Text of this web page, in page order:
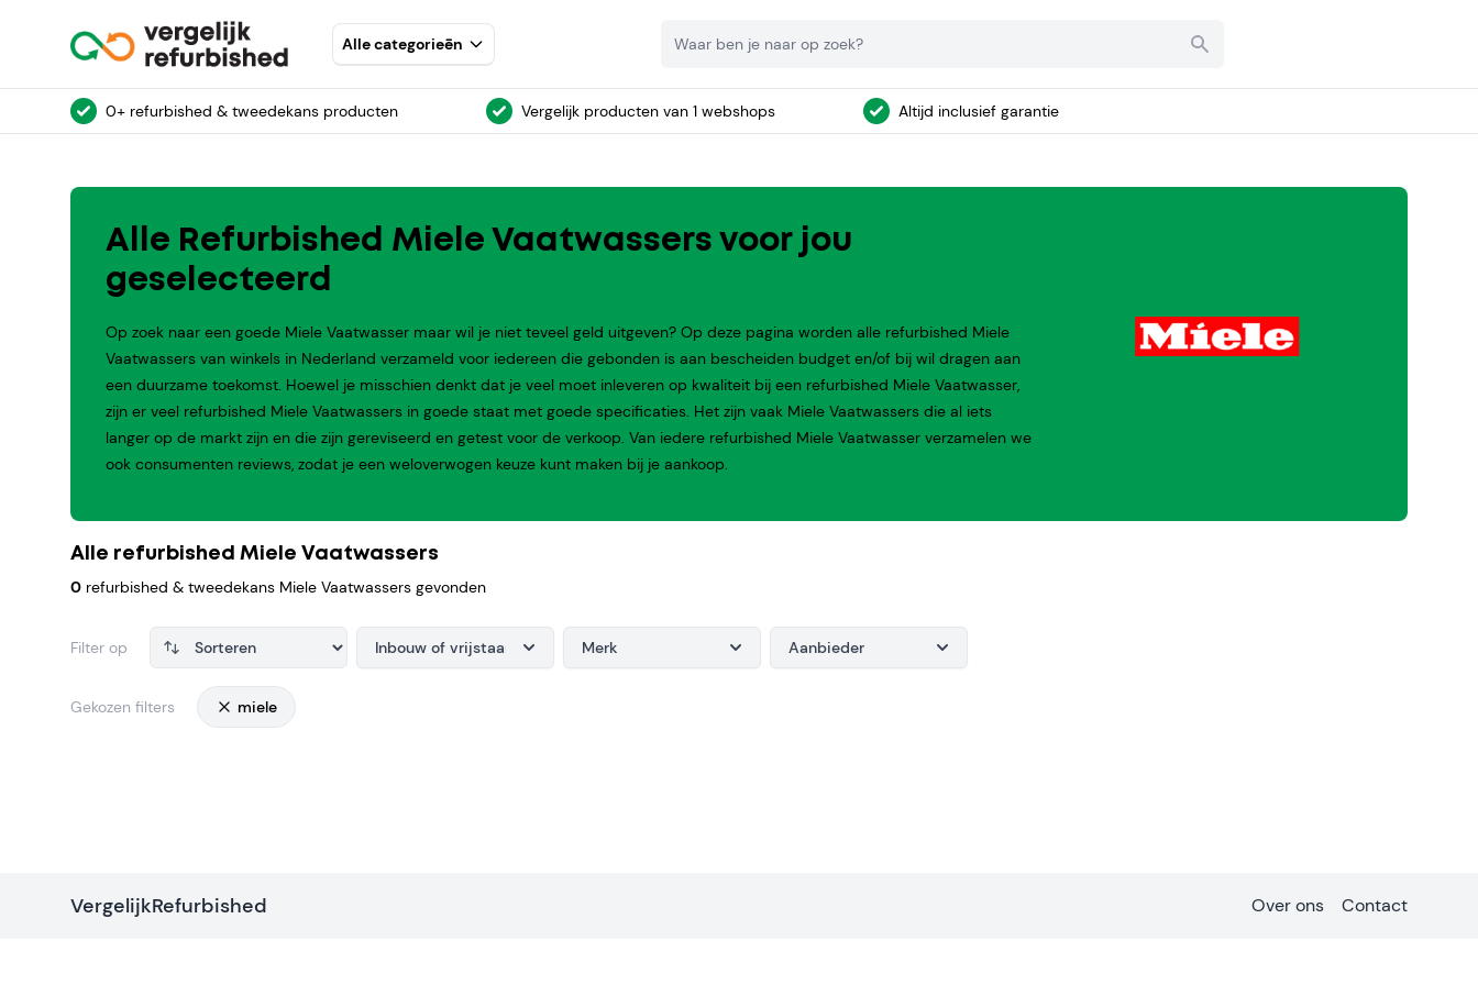
Alle categorieēn
0+ refurbished & tweedekans producten Vergelijk producten van 1 webshops Altijd inclusief garantie
Alle Refurbished Miele Vaatwassers voor jou
geselecteerd
Op zoek naar een goede Miele Vaatwasser maar wil je niet teveel geld uitgeven? Op deze pagina worden alle refurbished Miele
Vaatwassers van winkels in Nederland verzameld voor iedereen die gebonden is aan bescheiden budget en/of bij wil dragen aan
een duurzame toekomst. Hoewel je misschien denkt dat je veel moet inleveren op kwaliteit bij een refurbished Miele Vaatwasser,
zijn er veel refurbished Miele Vaatwassers in goede staat met goede specificaties. Het zijn vaak Miele Vaatwassers die al iets
langer op de markt zijn en die zijn gereviseerd en getest voor de verkoop. Van iedere refurbished Miele Vaatwasser verzamelen we
ook consumenten reviews, zodat je een weloverwogen keuze kunt maken bij je aankoop.
Alle refurbished Miele Vaatwassers
0 refurbished & tweedekans Miele Vaatwassers gevonden
Filter op Inbouw of vrijstaand Merk Aanbieder
Gekozen filters miele
VergelijkRefurbished Over ons Contact